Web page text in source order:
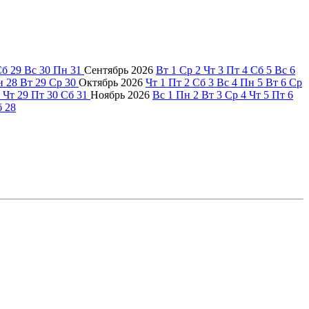
29 Вс 30 Пн 31 Сентябрь 2026 Вт 1 Ср 2 Чт 3 Пт 4 Сб 5 Вс 6
28 Вт 29 Ср 30 Октябрь 2026 Чт 1 Пт 2 Сб 3 Вс 4 Пн 5 Вт 6 Ср
Чт 29 Пт 30 Сб 31 Ноябрь 2026 Вс 1 Пн 2 Вт 3 Ср 4 Чт 5 Пт 6
28